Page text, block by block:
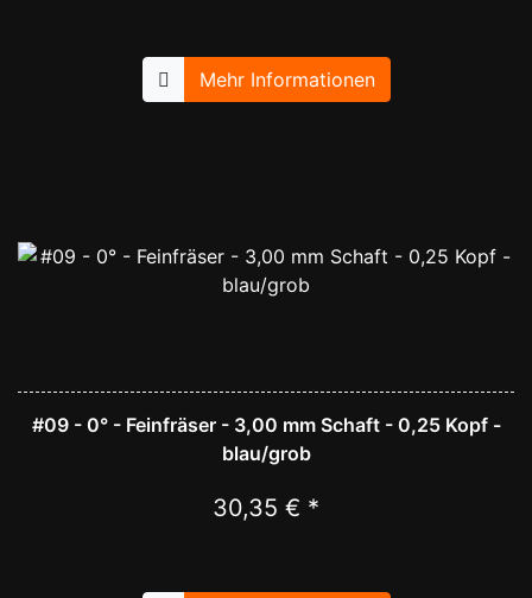
Mehr Informationen
#09 - 0° - Feinfräser - 3,00 mm Schaft - 0,25 Kopf -
blau/grob
30,35 € *